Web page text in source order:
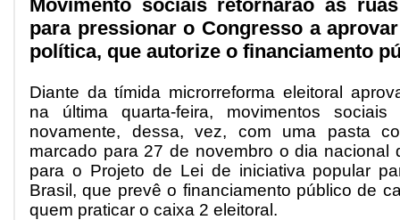
Movimento sociais retornarão às
para pressionar o Congresso a
política, que autorize o financiamento
Diante da tímida microrreforma eleitoral
na última quarta-feira, movimentos
novamente, dessa, vez, com uma pasta
marcado para 27 de novembro o dia nacional
para o Projeto de Lei de iniciativa popular
Brasil, que prevê o financiamento público de
quem praticar o caixa 2 eleitoral.